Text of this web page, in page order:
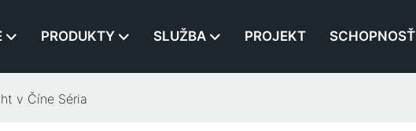
PRODUKTY SLUŽBA PROJEKT SCHOPNOSŤ
v Číne​ Séria